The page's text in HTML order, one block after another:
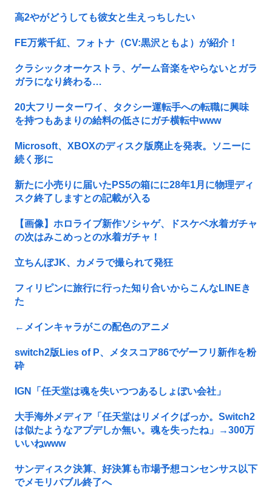
高2やがどうしても彼女と生えっちしたい
FE万紫千紅、フォトナ（CV:黒沢ともよ）が紹介！
クラシックオーケストラ、ゲーム音楽をやらないとガラ
ガラになり終わる…
20大フリーターワイ、タクシー運転手への転職に興味
を持つもあまりの給料の低さにガチ横転中www
Microsoft、XBOXのディスク版廃止を発表。ソニーに
続く形に
新たに小売りに届いたPS5の箱にに28年1月に物理ディ
スク終了しますとの記載が入る
【画像】ホロライブ新作ソシャゲ、ドスケベ水着ガチャ
の次はみこめっとの水着ガチャ！
立ちんぼJK、カメラで撮られて発狂
フィリピンに旅行に行った知り合いからこんなLINEき
た
←メインキャラがこの配色のアニメ
switch2版Lies of P、メタスコア86でゲーフリ新作を粉
砕
IGN「任天堂は魂を失いつつあるしょぼい会社」
大手海外メディア「任天堂はリメイクばっか。Switch2
は似たようなアプデしか無い。魂を失ったね」→300万
いいねwww
サンディスク決算、好決算も市場予想コンセンサス以下
でメモリバブル終了へ